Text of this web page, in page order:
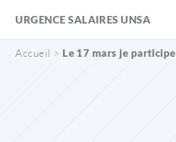
URGENCE SALAIRES UNSA
Accueil > Le 17 mars je participe